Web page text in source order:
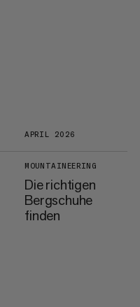
APRIL 2026
MOUNTAINEERING
Die richtigen
Bergschuhe
finden